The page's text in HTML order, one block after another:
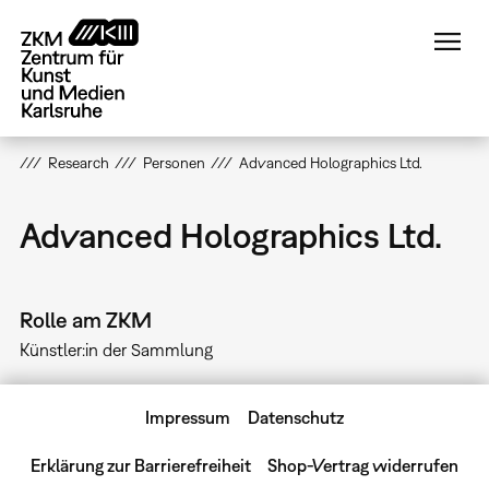
zum
Inhalt
Research Personen Advanced Holographics Ltd.
Advanced Holographics Ltd.
Rolle am ZKM
Künstler:in der Sammlung
Impressum Datenschutz
Erklärung zur Barrierefreiheit Shop-Vertrag widerrufen